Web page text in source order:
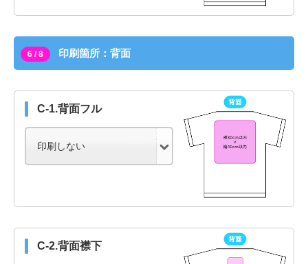
6 / 8 印刷箇所：背面
C-1.背面フル
C-2.背面襟下